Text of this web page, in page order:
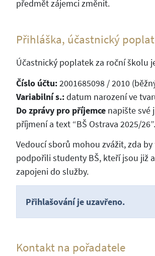
předmět zájemci změnit.
Přihláška, účastnický
Účastnický poplatek za roční školu
Číslo účtu:2001685098 / 2010
Variabilní s.:datum narození ve
Do zprávy pro příjemcenapište své
příjmení a text “BŠ Ostrava 2025/26”.
Vedoucí sborů mohou zvážit, zda
podpořili studenty BŠ, kteří jsou již
zapojeni do služby.
Přihlašování je uzavřeno.
Kontakt na pořadatele